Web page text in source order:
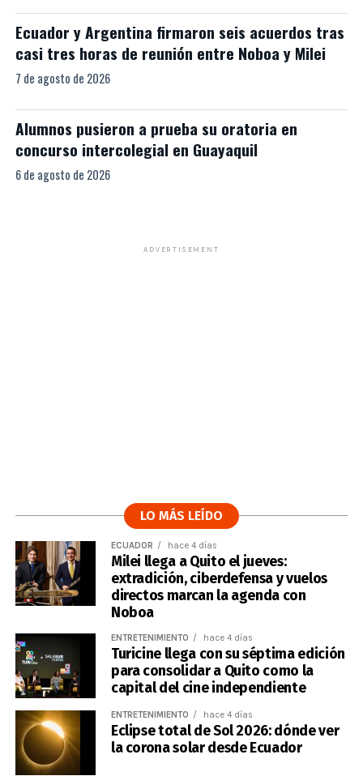
Ecuador y Argentina firmaron seis acuerdos tras
casi tres horas de reunión entre Noboa y Milei
7 de agosto de 2026
Alumnos pusieron a prueba su oratoria en
concurso intercolegial en Guayaquil
6 de agosto de 2026
ADVERTISEMENT
LO MÁS LEÍDO
ECUADOR hace 4 días
Milei llega a Quito el jueves:
extradición, ciberdefensa y vuelos
directos marcan la agenda con
Noboa
ENTRETENIMIENTO hace 4 días
Turicine llega con su séptima edición
para consolidar a Quito como la
capital del cine independiente
ENTRETENIMIENTO hace 4 días
Eclipse total de Sol 2026: dónde ver
la corona solar desde Ecuador